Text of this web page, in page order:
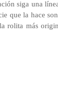
siga una
que la hace
rolita más